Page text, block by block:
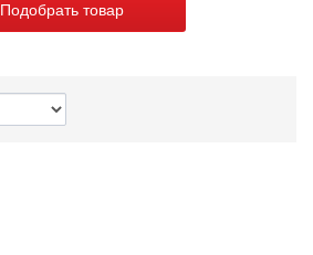
Подобрать товар